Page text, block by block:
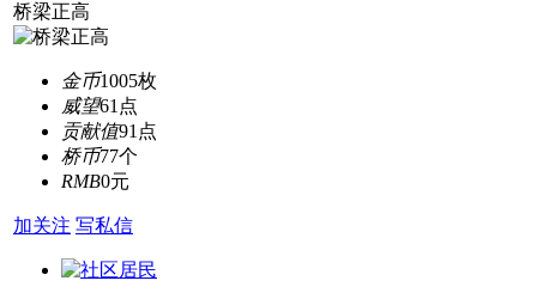
桥梁正高
金币1005枚
威望61点
贡献值91点
桥币77个
RMB0元
加关注 写私信